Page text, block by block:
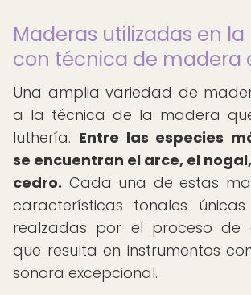
Maderas utilizadas en
con técnica de madera
Una amplia variedad de
a la técnica de la madera
luthería. Entre las especies
se encuentran el arce, el
cedro. Cada una de estas
características tonales
realzadas por el proceso de
que resulta en instrumentos
sonora excepcional.